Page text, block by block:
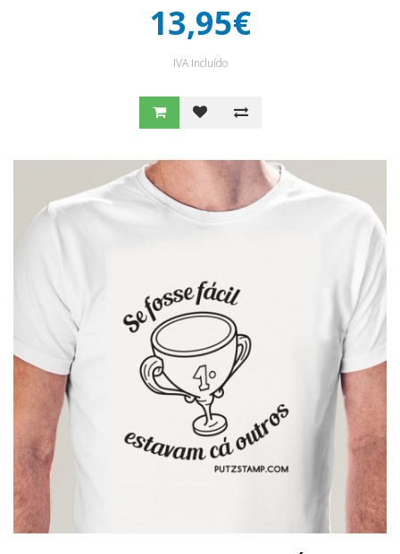
13,95€
IVA Incluído